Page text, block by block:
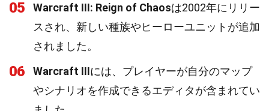
05 Warcraft III: Reign of Chaosは2002年にリリー
スされ、新しい種族やヒーローユニットが追加
されました。
06 Warcraft IIIには、プレイヤーが自分のマップ
やシナリオを作成できるエディタが含まれてい